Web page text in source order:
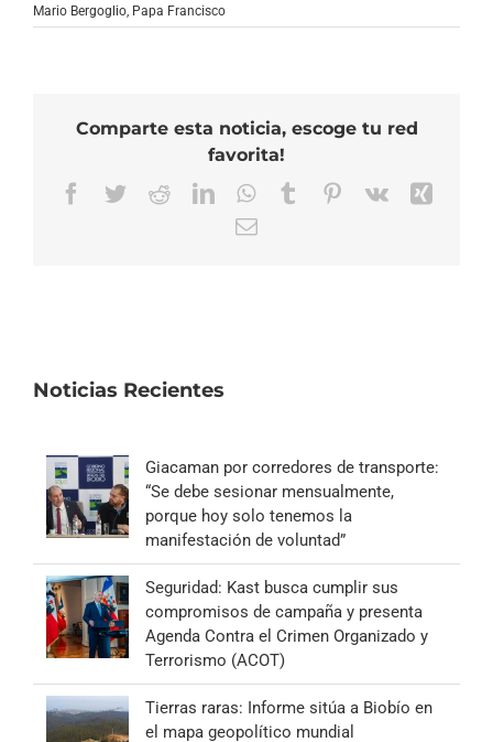
Mario Bergoglio Papa Francisco
Comparte esta noticia, escoge tu red
favorita!
Facebook
TwitterRedditLinkedInWhatsApp
TumblrPinterest
Vk
Xing
Correo
Noticias Recientes
Giacaman por corredores de transporte:
“Se debe sesionar mensualmente,
porque hoy solo tenemos la
manifestación de voluntad”
Seguridad: Kast busca cumplir sus
compromisos de campaña y presenta
Agenda Contra el Crimen Organizado y
Terrorismo (ACOT)
Tierras raras: Informe sitúa a Biobío en
el mapa geopolítico mundial